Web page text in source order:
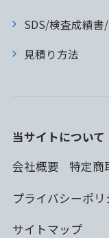
SDS/検査成績
見積り方法
当サイトについて
会社概要
特定商
プライバシーポリ
サイトマップ